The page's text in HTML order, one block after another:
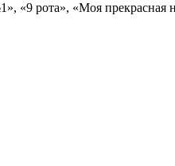
«9 рота», «Моя прекрасная